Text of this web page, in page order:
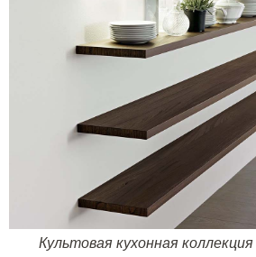
Культовая кухонная коллекция